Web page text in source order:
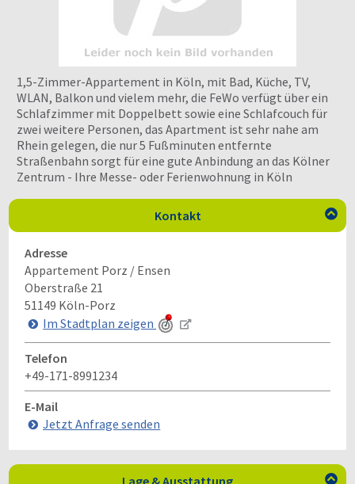
1,5-Zimmer-Appartement in Köln, mit Bad, Küche, TV,
WLAN, Balkon und vielem mehr, die FeWo verfügt über ein
Schlafzimmer mit Doppelbett sowie eine Schlafcouch für
zwei weitere Personen, das Apartment ist sehr nahe am
Rhein gelegen, die nur 5 Fußminuten entfernte
Straßenbahn sorgt für eine gute Anbindung an das Kölner
Zentrum - Ihre Messe- oder Ferienwohnung in Köln
Kontakt 
Adresse
Appartement Porz / Ensen
Oberstraße 21
51149 Köln-Porz
Im Stadtplan zeigen
Telefon
+49-171-8991234
E-Mail
Jetzt Anfrage senden
Lage & Ausstattung 